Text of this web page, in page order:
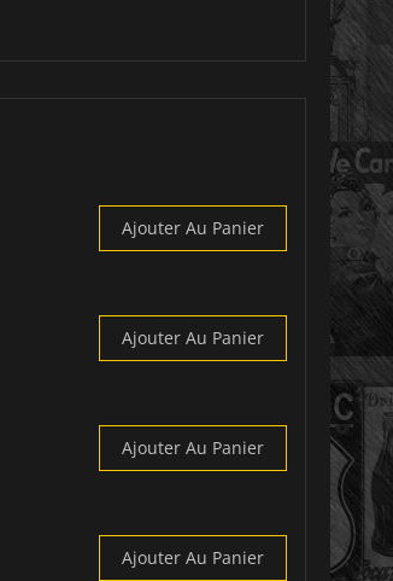
Ajouter Au Panier
Ajouter Au Panier
Ajouter Au Panier
Ajouter Au Panier